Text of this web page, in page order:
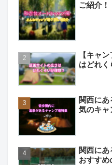
ご紹介！
【キャ
はどれく
関西にあ
気のキャ
関西に
おすすめ